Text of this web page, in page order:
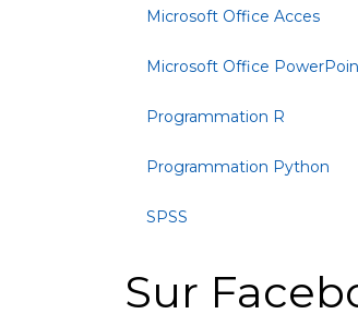
Microsoft Office Acces
Microsoft Office
Programmation R
Programmation Python
SPSS
Sur